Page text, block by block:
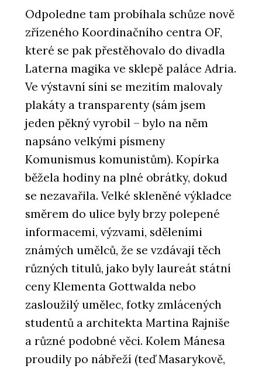
Odpoledne tam probíhala schůze nově
zřízeného Koordinačního centra OF,
které se pak přestěhovalo do divadla
Laterna magika ve sklepě paláce Adria.
Ve výstavní síni se mezitím malovaly
plakáty a transparenty (sám jsem
jeden pěkný vyrobil – bylo na něm
napsáno velkými písmeny
Komunismus komunistům). Kopírka
běžela hodiny na plné obrátky, dokud
se nezavařila. Velké skleněné výkladce
směrem do ulice byly brzy polepené
informacemi, výzvami, sděleními
známých umělců, že se vzdávají těch
různých titulů, jako byly laureát státní
ceny Klementa Gottwalda nebo
zasloužilý umělec, fotky zmlácených
studentů a architekta Martina Rajniše
a různé podobné věci. Kolem Mánesa
proudily po nábřeží (teď Masarykově,